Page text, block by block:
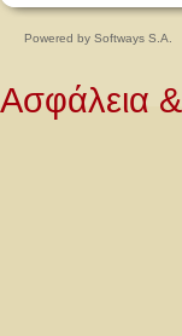
Powered by Softways S.A.
Ασφάλεια